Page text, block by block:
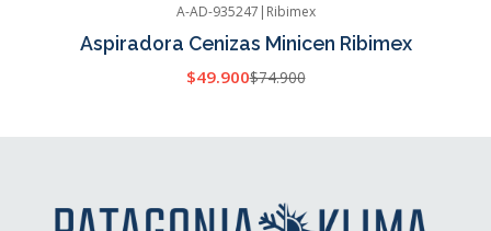
-33% OFF
Cotizar
A-AD-935247 | Ribimex
Aspiradora Cenizas Minicen Ribimex
$49.900$74.900